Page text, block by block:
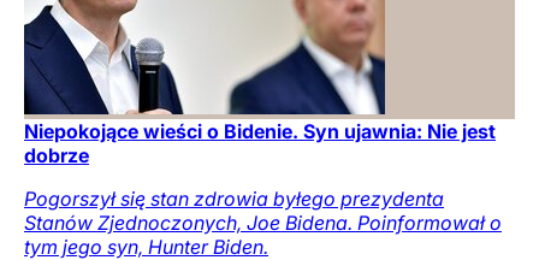
Niepokojące wieści o Bidenie. Syn ujawnia: Nie jest
dobrze
Pogorszył się stan zdrowia byłego prezydenta
Stanów Zjednoczonych, Joe Bidena. Poinformował o
tym jego syn, Hunter Biden.